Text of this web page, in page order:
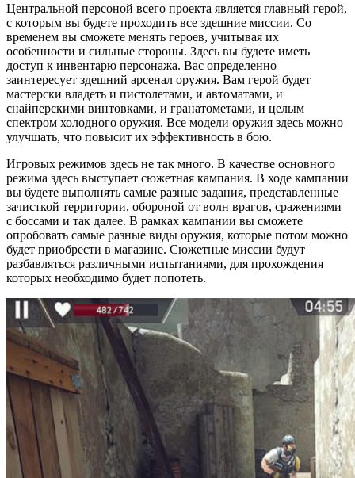
Центральной персоной всего проекта является главный герой,
с которым вы будете проходить все здешние миссии. Со
временем вы сможете менять героев, учитывая их
особенности и сильные стороны. Здесь вы будете иметь
доступ к инвентарю персонажа. Вас определенно
заинтересует здешний арсенал оружия. Вам герой будет
мастерски владеть и пистолетами, и автоматами, и
снайперскими винтовками, и гранатометами, и целым
спектром холодного оружия. Все модели оружия здесь можно
улучшать, что повысит их эффективность в бою.
Игровых режимов здесь не так много. В качестве основного
режима здесь выступает сюжетная кампания. В ходе кампании
вы будете выполнять самые разные задания, представленные
зачисткой территории, обороной от волн врагов, сражениями
с боссами и так далее. В рамках кампании вы сможете
опробовать самые разные виды оружия, которые потом можно
будет приобрести в магазине. Сюжетные миссии будут
разбавляться различными испытаниями, для прохождения
которых необходимо будет попотеть.